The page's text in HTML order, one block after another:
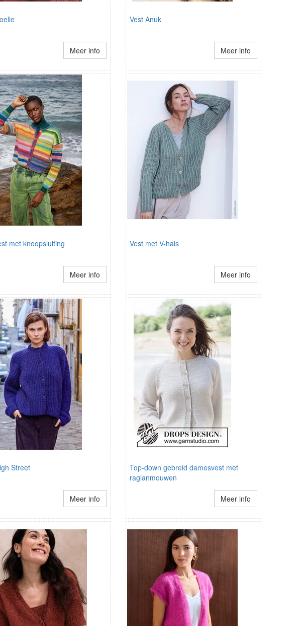
Meer info
Vest Anuk
Meer info
met knoopsluiting
Meer info
Vest met V-hals
Meer info
Street
Meer info
Top-down gebreid damesvest met
raglanmouwen
Meer info